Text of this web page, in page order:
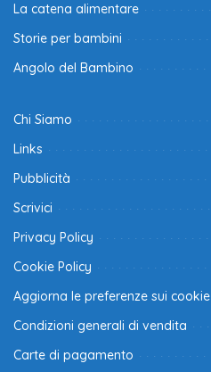
La catena alimentare
Storie per bambini
Angolo del Bambino
Chi Siamo
Links
Pubblicità
Scrivici
Privacy Policy
Cookie Policy
Aggiorna le preferenze sui cookie
Condizioni generali di vendita
Carte di pagamento